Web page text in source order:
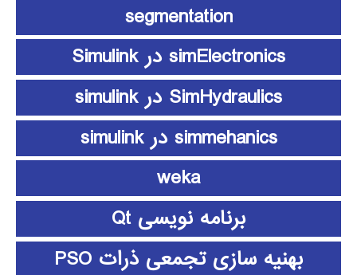
segmentation
simElectronics در Simulink
SimHydraulics در simulink
simmehanics در simulink
weka
برنامه نویسی Qt
بهنیه سازی تجمعی ذرات PSO